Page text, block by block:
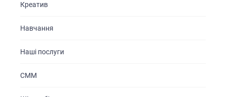
Креатив
Навчання
Наші послуги
СММ